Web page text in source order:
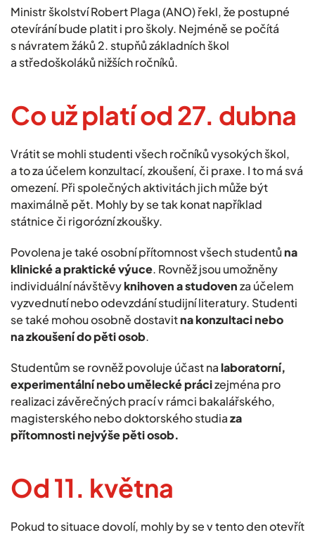
Ministr školství Robert Plaga (ANO) řekl, že postupné
otevírání bude platit i pro školy. Nejméně se počítá
s návratem žáků 2. stupňů základních škol
a středoškoláků nižších ročníků.
Co už platí od 27. dubna
Vrátit se mohli studenti všech ročníků vysokých škol,
a to za účelem konzultací, zkoušení, či praxe. I to má svá
omezení. Při společných aktivitách jich může být
maximálně pět. Mohly by se tak konat například
státnice či rigorózní zkoušky.
Povolena je také osobní přítomnost všech studentůna
klinické a praktické výuce. Rovněž jsou umožněny
individuální návštěvyknihoven a studovenza účelem
vyzvednutí nebo odevzdání studijní literatury. Studenti
se také mohou osobně dostavitna konzultaci nebo
na zkoušení do pěti osob.
Studentům se rovněž povoluje účast nalaboratorní,
experimentální nebo umělecké prácizejména pro
realizaci závěrečných prací v rámci bakalářského,
magisterského nebo doktorského studiaza
přítomnosti nejvýše pěti osob.
Od 11. května
Pokud to situace dovolí, mohly by se v tento den otevřít